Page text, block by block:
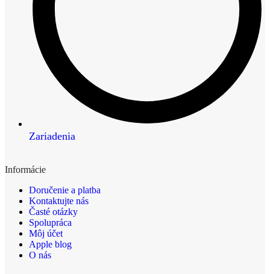
Zariadenia
Informácie
Doručenie a platba
Kontaktujte nás
Časté otázky
Spolupráca
Môj účet
Apple blog
O nás